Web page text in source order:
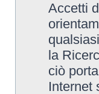
Accetti
la
ciò
Internet